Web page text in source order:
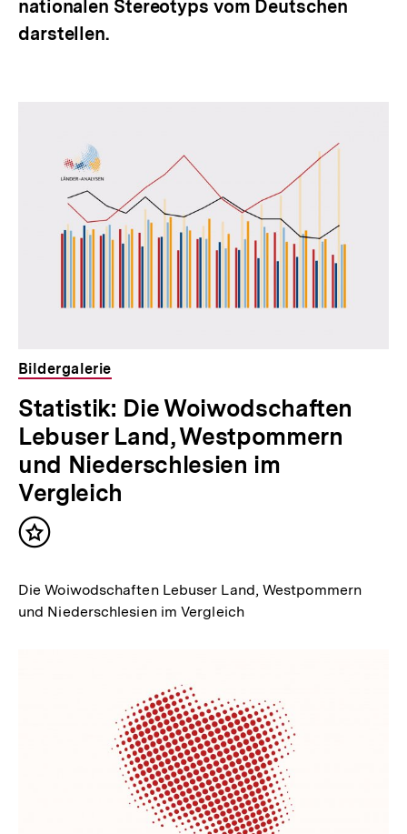
nationalen Stereotyps vom Deutschen
darstellen.
Bildergalerie
Statistik: Die Woiwodschaften
Lebuser Land, Westpommern
und Niederschlesien im
Vergleich
Inhalt
Die Woiwodschaften Lebuser Land, Westpommern
und Niederschlesien im Vergleich